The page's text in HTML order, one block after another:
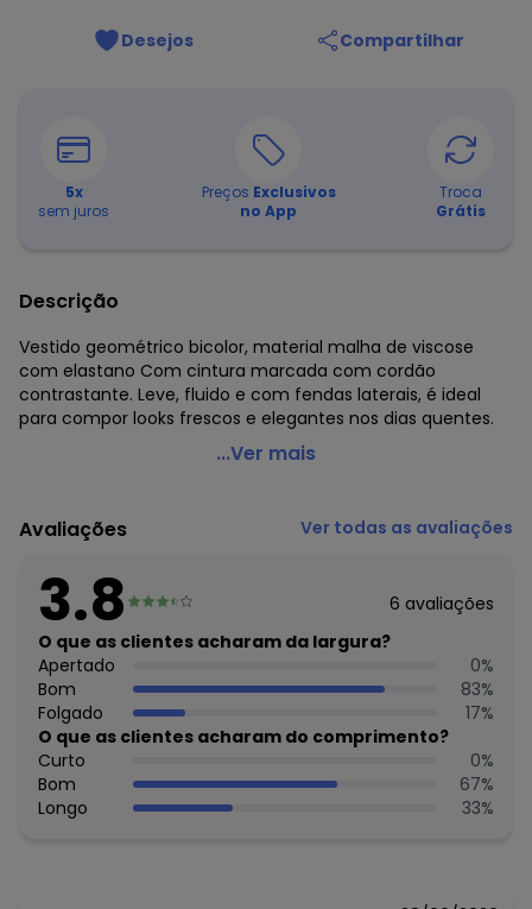
Desejos Compartilhar
5x
sem juros
Preços Exclusivos
no App
Troca
Grátis
Descrição
Vestido geométrico bicolor, material malha de viscose
com elastano Com cintura marcada com cordão
contrastante. Leve, fluido e com fendas laterais, é ideal
para compor looks frescos e elegantes nos dias quentes.
Quintess - Vestido Geométrico Bicolor em Malha de
Código do produto: 3743036
Comprimento: Alongado
Tecido: Malha de viscose com elastano 190g 96% viscose,
4% elastano meia malha
Composição: 96% viscose e 4% elastano
Histórico de preços
O preço apresentado abaixo é o menor oferecido em
algum dia do mês, para o menor tamanho disponível.
agosto/2026
R$ 109,99
julho/2026 R$ 99,99
junho/2026 R$ 139,99
...Ver mais
Avaliações Ver todas as avaliações
3.8 6 avaliações
O que as clientes acharam da largura?
Apertado
0%
Bom
83%
Folgado
17%
O que as clientes acharam do comprimento?
Curto
0%
Bom
67%
Longo
33%